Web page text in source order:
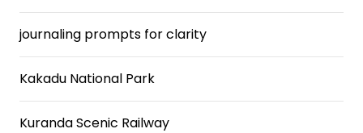
journaling prompts for clarity
Kakadu National Park
Kuranda Scenic Railway